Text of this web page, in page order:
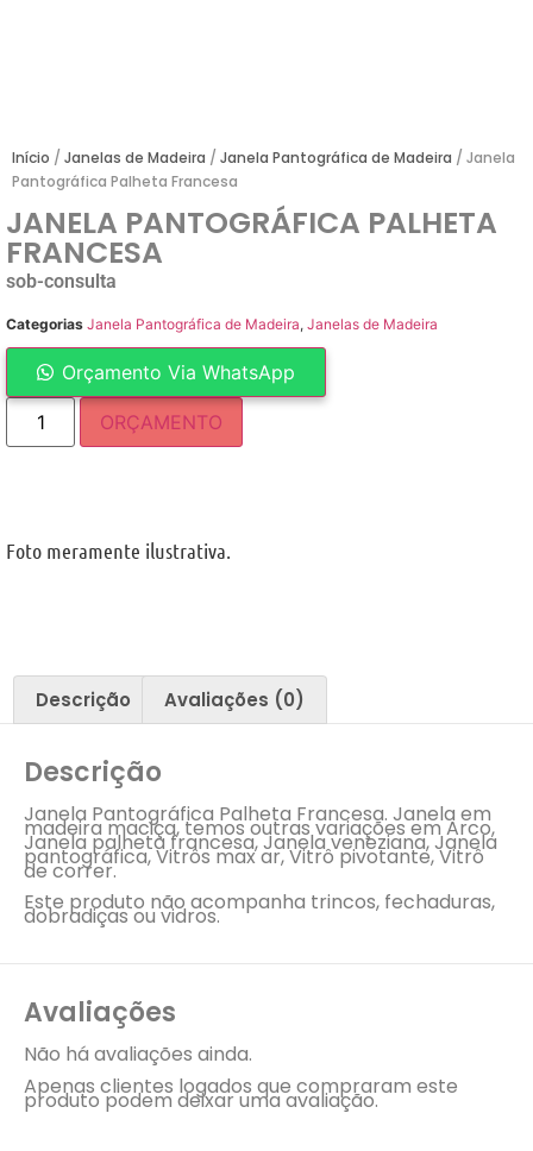
Início / Janelas de Madeira / Janela Pantográfica de Madeira / Janela
Pantográfica Palheta Francesa
JANELA PANTOGRÁFICA PALHETA
FRANCESA
sob-consulta
Categorias Janela Pantográfica de Madeira, Janelas de Madeira
Orçamento Via WhatsApp
ORÇAMENTO
Foto meramente ilustrativa.
Descrição Avaliações (0)
Descrição
Janela Pantográfica Palheta Francesa. Janela em
madeira maciça, temos outras variações em Arco,
Janela palheta francesa, Janela veneziana, Janela
pantográfica, Vitrôs max ar, Vitrô pivotante, Vitrô
de correr.
Este produto não acompanha trincos, fechaduras,
dobradiças ou vidros.
Avaliações
Não há avaliações ainda.
Apenas clientes logados que compraram este
produto podem deixar uma avaliação.